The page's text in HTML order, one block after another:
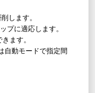
します。
プに適応します。
ます。
自動モードで指定間